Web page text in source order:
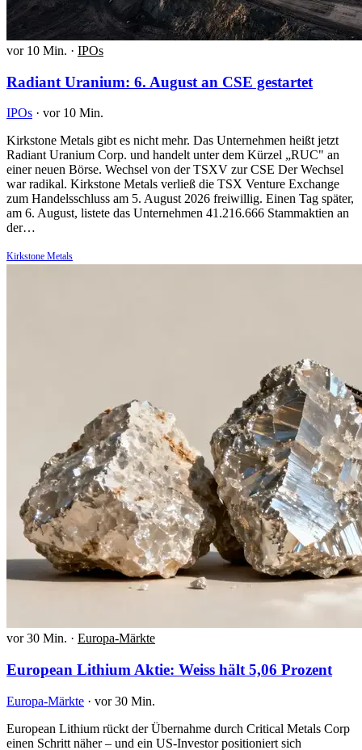
vor 10 Min. · IPOs
Radiant Uranium: 6. August an CSE gestartet
IPOs · vor 10 Min.
Kirkstone Metals gibt es nicht mehr. Das Unternehmen heißt jetzt
Radiant Uranium Corp. und handelt unter dem Kürzel „RUC" an
einer neuen Börse. Wechsel von der TSXV zur CSE Der Wechsel
war radikal. Kirkstone Metals verließ die TSX Venture Exchange
zum Handelsschluss am 5. August 2026 freiwillig. Einen Tag später,
am 6. August, listete das Unternehmen 41.216.666 Stammaktien an
der…
Kirkstone Metals
vor 30 Min. · Europa-Märkte
European Lithium Aktie: Weiss hält 5,06 Prozent
Europa-Märkte · vor 30 Min.
European Lithium rückt der Übernahme durch Critical Metals Corp
einen Schritt näher – und ein US-Investor positioniert sich